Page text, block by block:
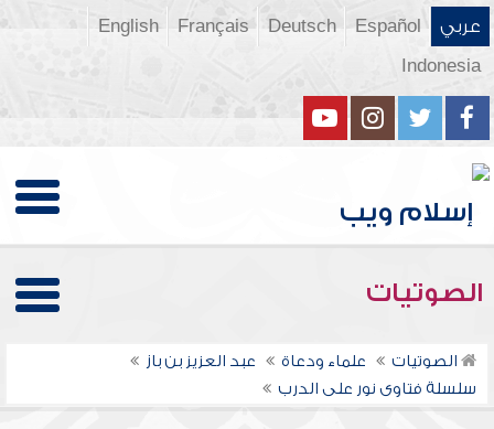
عربي Español
Deutsch
Français
English
Indonesia
الصوتيات
الصوتيات علماء ودعاة
عبد العزيز بن باز
سلسلة فتاوى نور على الدرب